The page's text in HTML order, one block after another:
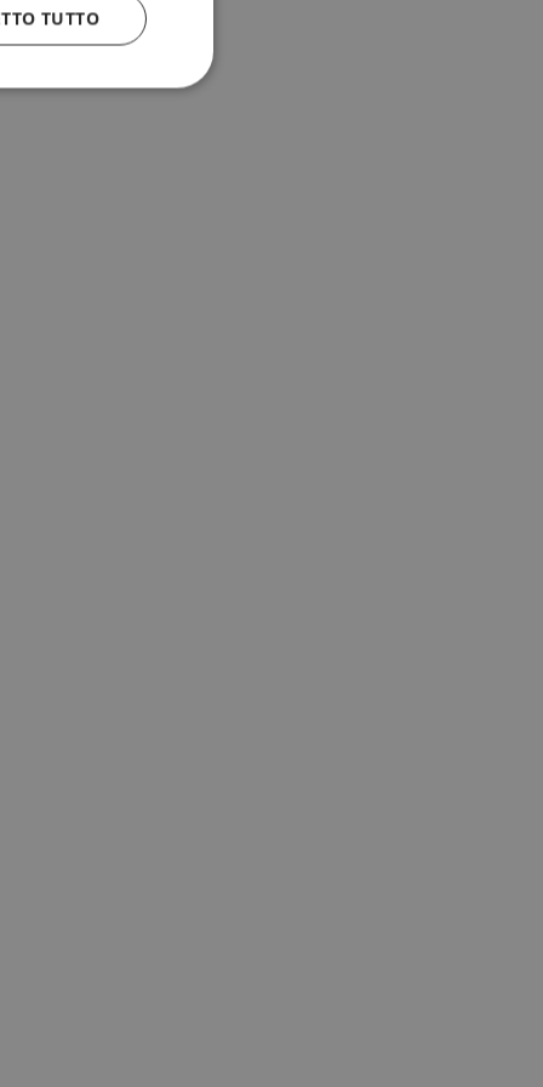
TUTTO
di analisi web
di siti
di analisi web
di siti
e misurare le
dall'operatore
dell'utente